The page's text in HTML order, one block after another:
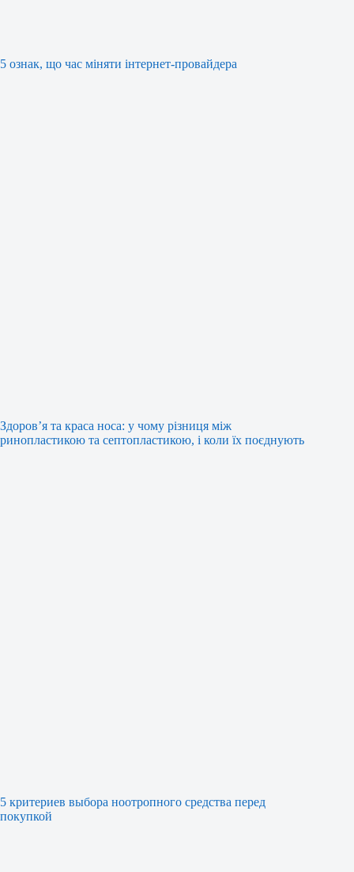
5 ознак, що час міняти інтернет-провайдера
Здоров’я та краса носа: у чому різниця між
ринопластикою та септопластикою, і коли їх поєднують
5 критериев выбора ноотропного средства перед
покупкой